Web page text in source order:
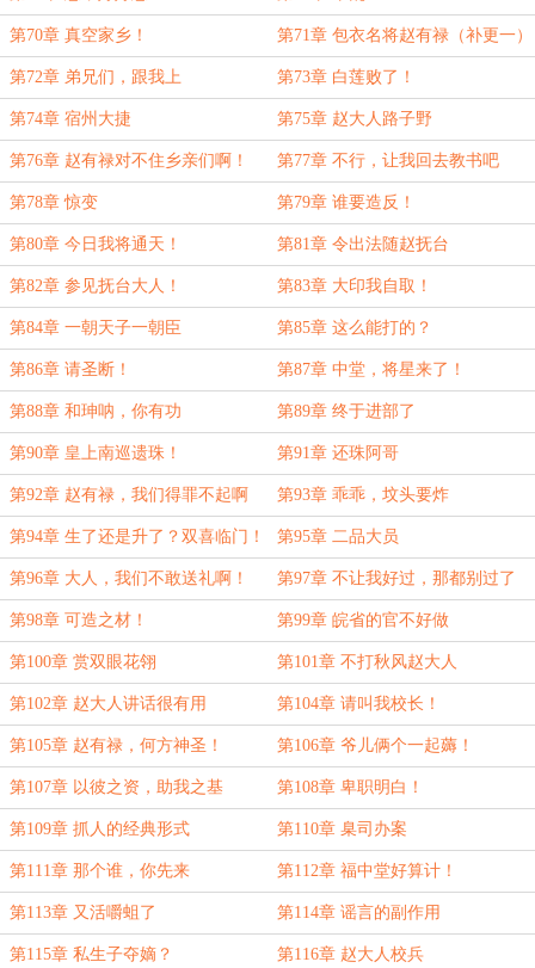
第70章 真空家乡！ 第71章 包衣名将赵有禄（补更一）
第72章 弟兄们，跟我上 第73章 白莲败了！
第74章 宿州大捷 第75章 赵大人路子野
第76章 赵有禄对不住乡亲们啊！ 第77章 不行，让我回去教书吧
第78章 惊变 第79章 谁要造反！
第80章 今日我将通天！ 第81章 令出法随赵抚台
第82章 参见抚台大人！ 第83章 大印我自取！
第84章 一朝天子一朝臣 第85章 这么能打的？
第86章 请圣断！ 第87章 中堂，将星来了！
第88章 和珅呐，你有功 第89章 终于进部了
第90章 皇上南巡遗珠！ 第91章 还珠阿哥
第92章 赵有禄，我们得罪不起啊 第93章 乖乖，坟头要炸
第94章 生了还是升了？双喜临门！ 第95章 二品大员
第96章 大人，我们不敢送礼啊！ 第97章 不让我好过，那都别过了
第98章 可造之材！ 第99章 皖省的官不好做
第100章 赏双眼花翎 第101章 不打秋风赵大人
第102章 赵大人讲话很有用 第104章 请叫我校长！
第105章 赵有禄，何方神圣！ 第106章 爷儿俩个一起薅！
第107章 以彼之资，助我之基 第108章 卑职明白！
第109章 抓人的经典形式 第110章 臬司办案
第111章 那个谁，你先来 第112章 福中堂好算计！
第113章 又活嚼蛆了 第114章 谣言的副作用
第115章 私生子夺嫡？ 第116章 赵大人校兵